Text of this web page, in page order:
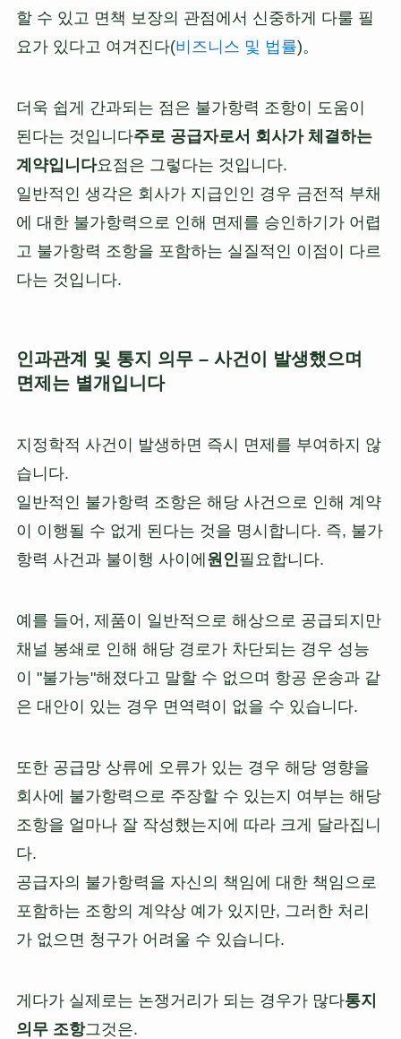
할 수 있고 면책 보장의 관점에서 신중하게 다룰 필
요가 있다고 여겨진다(비즈니스 및 법률)。
더욱 쉽게 간과되는 점은 불가항력 조항이 도움이
된다는 것입니다주로 공급자로서 회사가 체결하는
계약입니다요점은 그렇다는 것입니다.
일반적인 생각은 회사가 지급인인 경우 금전적 부채
에 대한 불가항력으로 인해 면제를 승인하기가 어렵
고 불가항력 조항을 포함하는 실질적인 이점이 다르
다는 것입니다.
인과관계 및 통지 의무 – 사건이 발생했으며
면제는 별개입니다
지정학적 사건이 발생하면 즉시 면제를 부여하지 않
습니다.
일반적인 불가항력 조항은 해당 사건으로 인해 계약
이 이행될 수 없게 된다는 것을 명시합니다. 즉, 불가
항력 사건과 불이행 사이에 원인필요합니다.
예를 들어, 제품이 일반적으로 해상으로 공급되지만
채널 봉쇄로 인해 해당 경로가 차단되는 경우 성능
이 "불가능"해졌다고 말할 수 없으며 항공 운송과 같
은 대안이 있는 경우 면역력이 없을 수 있습니다.
또한 공급망 상류에 오류가 있는 경우 해당 영향을
회사에 불가항력으로 주장할 수 있는지 여부는 해당
조항을 얼마나 잘 작성했는지에 따라 크게 달라집니
다.
공급자의 불가항력을 자신의 책임에 대한 책임으로
포함하는 조항의 계약상 예가 있지만, 그러한 처리
가 없으면 청구가 어려울 수 있습니다.
게다가 실제로는 논쟁거리가 되는 경우가 많다통지
의무 조항그것은.